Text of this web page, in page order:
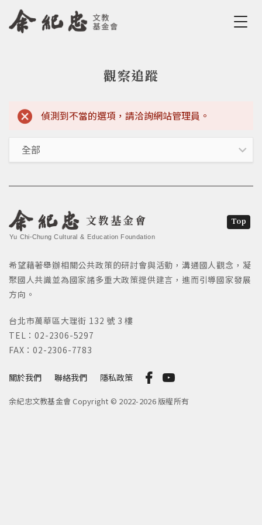
Jump to Navigation
Jump to Main content
觀察追蹤
錯誤訊息
偵測到不當的選項，請洽詢網站管理員。
文教基金會
Yu Chi-Chung Cultural & Education Foundation
關於我們 聯絡我們 隱私政策
希望藉著舉辦相關公共政策的研討會與活動，溝通國人觀念，凝
聚國人共識並為國家諸多重大政策提供建言，進而引導國家發展
方向。
台北市萬華區大理街 132 號 3 樓
TEL：02-2306-5297
FAX：02-2306-7783
余紀忠文教基金會 Copyright © 2022-2026 版權所有
Top